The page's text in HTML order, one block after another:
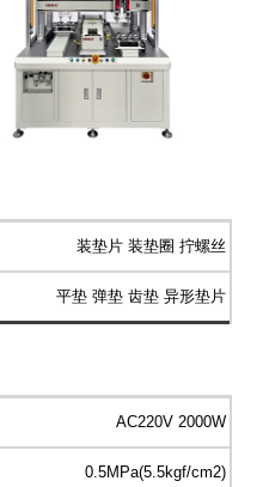
装垫片 装垫圈 拧螺丝
平垫 弹垫 齿垫 异形垫片
AC220V 2000W
0.5MPa(5.5kgf/cm2)